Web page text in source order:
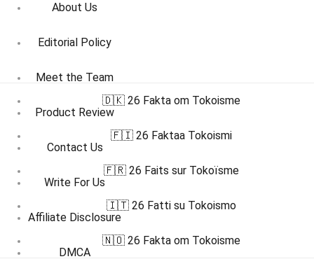
About Us
Editorial Policy
Meet the Team
Product Review
Contact Us
Write For Us
Affiliate Disclosure
DMCA
🇩🇰 26 Fakta om Tokoisme
🇫🇮 26 Faktaa Tokoismi
🇫🇷 26 Faits sur Tokoïsme
🇮🇹 26 Fatti su Tokoismo
🇳🇴 26 Fakta om Tokoisme